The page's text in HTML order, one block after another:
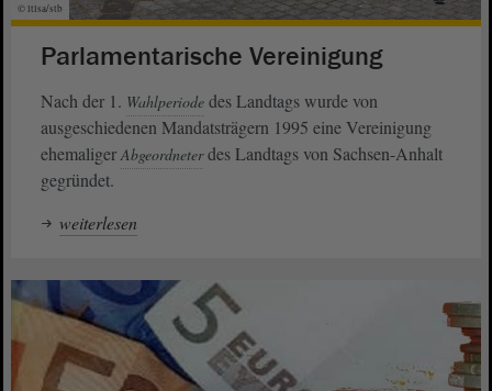
© ltlsa/stb
Parlamentarische Vereinigung
Nach der 1. Wahlperiode des Landtags wurde von
ausgeschiedenen Mandatsträgern 1995 eine Vereinigung
ehemaligerAbgeordneterdes Landtags von Sachsen-Anhalt
gegründet.
weiterlesen